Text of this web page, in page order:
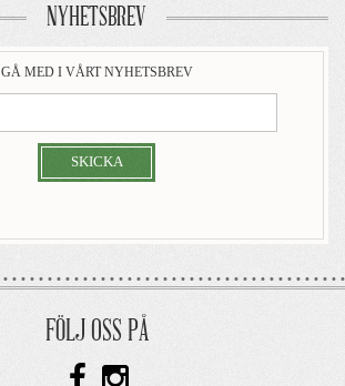
NYHETSBREV
GÅ MED I VÅRT NYHETSBREV
SKICKA
FÖLJ OSS PÅ